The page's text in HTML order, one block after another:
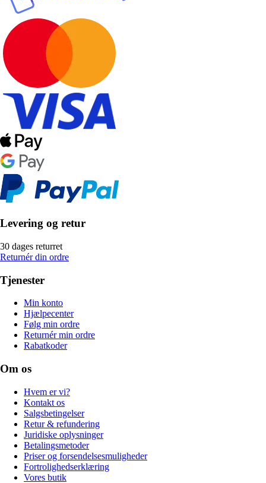
Levering og retur
30 dages returret
Returnér din ordre
Tjenester
Min konto
Hjælpecenter
Følg min ordre
Returnér min ordre
Rabatkoder
Om os
Hvem er vi?
Kontakt os
Salgsbetingelser
Retur & refundering
Juridiske oplysninger
Betalingsmetoder
Priser og forsendelsesmuligheder
Fortrolighedserklæring
Vores butik